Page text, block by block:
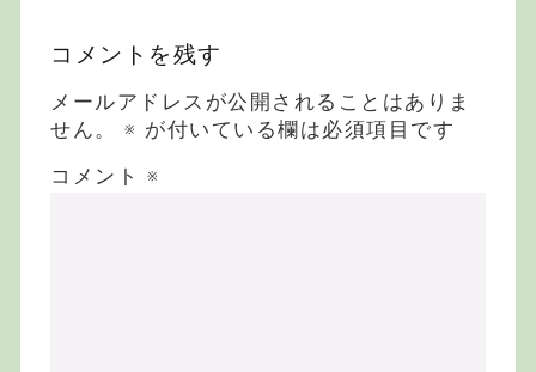
コメントを残す
メールアドレスが公開されることはありま
せん。
※ が付いている欄は必須項目です
コメント ※